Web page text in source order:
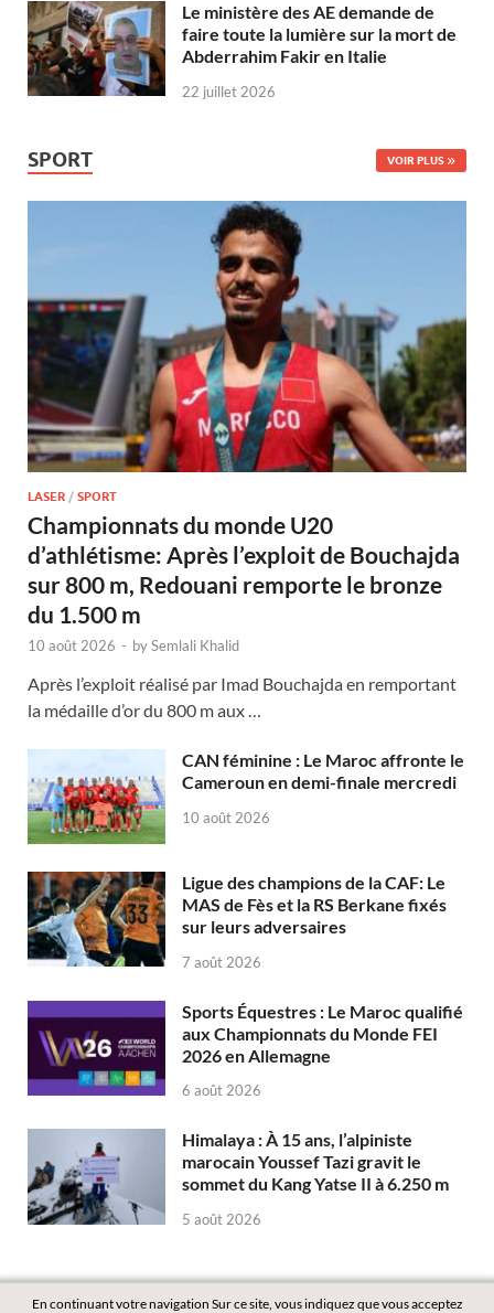
Le ministère des AE demande de
faire toute la lumière sur la mort de
Abderrahim Fakir en Italie
22 juillet 2026
SPORT VOIR PLUS
LASER / SPORT
Championnats du monde U20
d’athlétisme: Après l’exploit de Bouchajda
sur 800 m, Redouani remporte le bronze
du 1.500 m
10 août 2026 - bySemlali Khalid
Après l’exploit réalisé par Imad Bouchajda en remportant
la médaille d’or du 800 m aux …
CAN féminine : Le Maroc affronte le
Cameroun en demi-finale mercredi
10 août 2026
Ligue des champions de la CAF: Le
MAS de Fès et la RS Berkane fixés
sur leurs adversaires
7 août 2026
Sports Équestres : Le Maroc qualifié
aux Championnats du Monde FEI
2026 en Allemagne
6 août 2026
Himalaya : À 15 ans, l’alpiniste
marocain Youssef Tazi gravit le
sommet du Kang Yatse II à 6.250 m
5 août 2026
En continuant votre navigation Sur ce site, vous indiquez que vous acceptez